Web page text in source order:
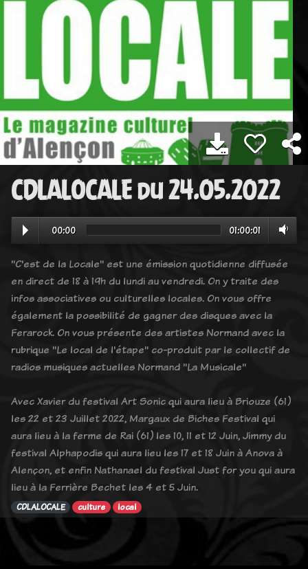
CDLALOCALE du 24.05.2022
00:00 01:00:01
"C'est de la Locale" est une émission quotidienne diffusée
en direct de 18 à 19h du lundi au vendredi. On y traite des
infos associatives ou culturelles locales. On vous offre
également la possibilité de gagner des disques avec la
Ferarock. On vous présente des artistes Normand avec la
rubrique "Le local de l'étape" co-produit par le collectif de
radios musiques actuelles Normand "La Musicale"
Avec Xavier du festival Art Sonic qui aura lieu à Briouze (61)
les 22 et 23 Juillet 2022, Margaux de Biches Festival qui
aura lieu à la ferme de Rai (61) les 10, 11 et 12 Juin, Jimmy du
festival Alphapodis qui aura lieu les 17 et 18 Juin à Anova à
Alençon, et enfin Nathanael du festival Just for you qui aura
lieu à la Ferrière Bechet les 4 et 5 Juin.
CDLALOCALE culture local